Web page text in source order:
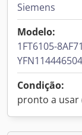
Siemens
Modelo:
1FT6105-
Condição:
pronto a usar